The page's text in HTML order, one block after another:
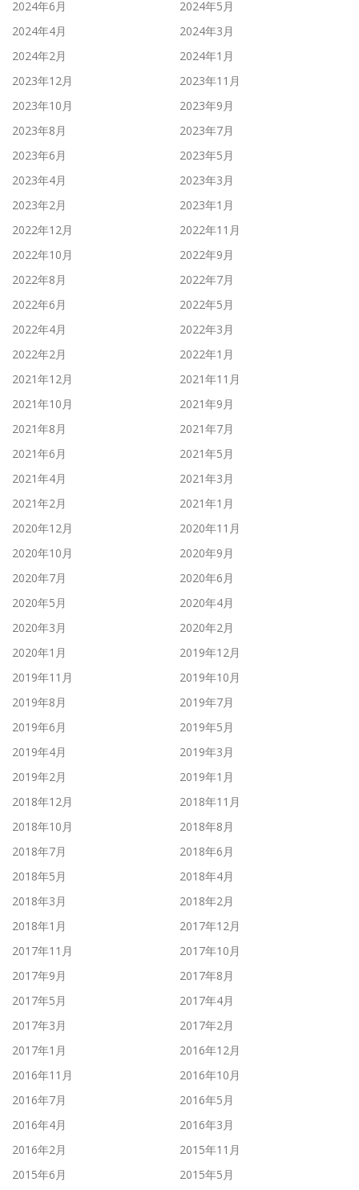
2024年6月
2024年5月
2024年4月
2024年3月
2024年2月
2024年1月
2023年12月
2023年11月
2023年10月
2023年9月
2023年8月
2023年7月
2023年6月
2023年5月
2023年4月
2023年3月
2023年2月
2023年1月
2022年12月
2022年11月
2022年10月
2022年9月
2022年8月
2022年7月
2022年6月
2022年5月
2022年4月
2022年3月
2022年2月
2022年1月
2021年12月
2021年11月
2021年10月
2021年9月
2021年8月
2021年7月
2021年6月
2021年5月
2021年4月
2021年3月
2021年2月
2021年1月
2020年12月
2020年11月
2020年10月
2020年9月
2020年7月
2020年6月
2020年5月
2020年4月
2020年3月
2020年2月
2020年1月
2019年12月
2019年11月
2019年10月
2019年8月
2019年7月
2019年6月
2019年5月
2019年4月
2019年3月
2019年2月
2019年1月
2018年12月
2018年11月
2018年10月
2018年8月
2018年7月
2018年6月
2018年5月
2018年4月
2018年3月
2018年2月
2018年1月
2017年12月
2017年11月
2017年10月
2017年9月
2017年8月
2017年5月
2017年4月
2017年3月
2017年2月
2017年1月
2016年12月
2016年11月
2016年10月
2016年7月
2016年5月
2016年4月
2016年3月
2016年2月
2015年11月
2015年6月
2015年5月